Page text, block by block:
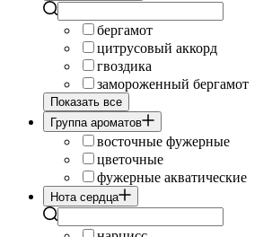
бергамот
цитрусовый аккорд
гвоздика
замороженный бергамот
Показать все
Группа ароматов
восточные фужерные
цветочные
фужерные акватические
Нота сердца